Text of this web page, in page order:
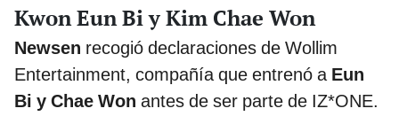
Kwon Eun Bi y Kim Chae Won
Newsen recogió declaraciones de Wollim
Entertainment, compañía que entrenó aEun
Bi y Chae Won antes de ser parte de IZ*ONE.